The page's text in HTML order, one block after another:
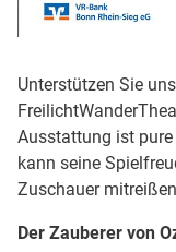
Unterstützen Sie
Ausstattung ist
kann seine
Zuschauer
Der Zauberer von